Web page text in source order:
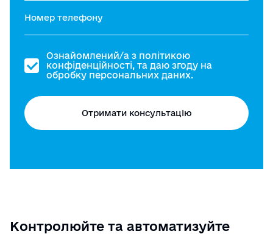
Ознайомлений/а з політикою
конфіденційності, та даю згоду на
обробку персональних даних.
Контролюйте та автоматизуйте